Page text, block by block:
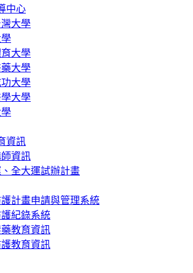
中心
大學
大學
大學
大學
大學
資訊
資訊
全大運試辦計畫
計畫申請與管理系統
紀錄系統
教育資訊
教育資訊